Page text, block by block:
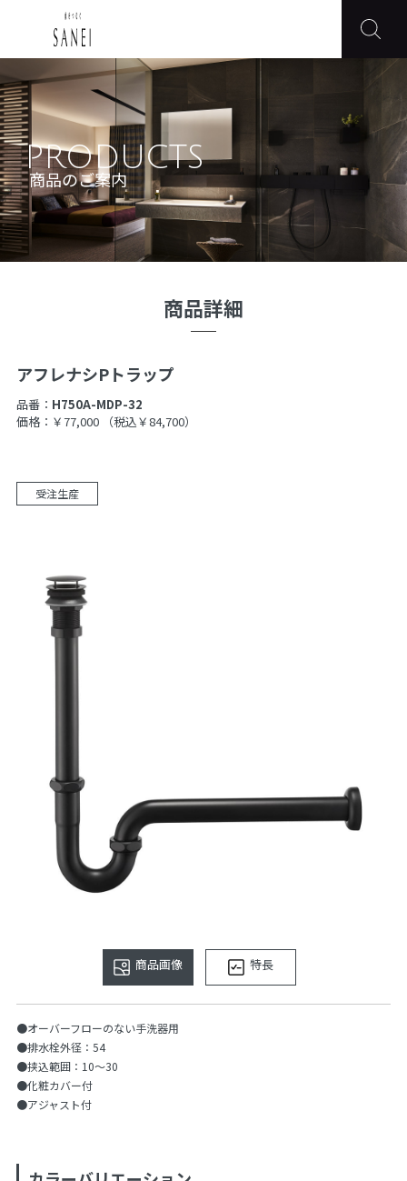
PRODUCTS
商品のご案内
商品詳細
アフレナシPトラップ
品番： H750A-MDP-32
価格：￥77,000
（税込￥84,700）
受注生産
商品画像 特長
●オーバーフローのない手洗器用
●排水栓外径：54
●挟込範囲：10～30
●化粧カバー付
●アジャスト付